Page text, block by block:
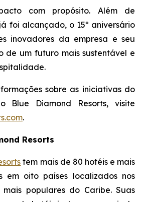
com propósito. Além de
foi alcançado, o 15º aniversário
inovadores da empresa e seu
de um futuro mais sustentável e
sobre as iniciativas do
Blue Diamond Resorts, visite
.
Resorts
tem mais de 80 hotéis e mais
em oito países localizados nos
populares do Caribe. Suas